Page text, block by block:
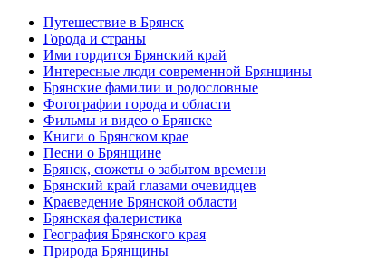
Путешествие в Брянск
Города и страны
Ими гордится Брянский край
Интересные люди современной Брянщины
Брянские фамилии и родословные
Фотографии города и области
Фильмы и видео о Брянске
Книги о Брянском крае
Песни о Брянщине
Брянск, сюжеты о забытом времени
Брянский край глазами очевидцев
Краеведение Брянской области
Брянская фалеристика
География Брянского края
Природа Брянщины